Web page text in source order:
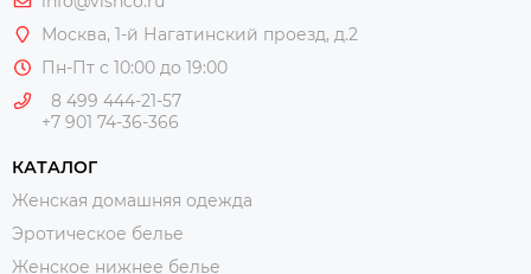
Москва, 1-й Нагатинский проезд, д.2
Пн-Пт с 10:00 до 19:00
8 499 444-21-57
+7 901 74-36-366
КАТАЛОГ
Женская домашняя одежда
Эротическое белье
Женское нижнее белье